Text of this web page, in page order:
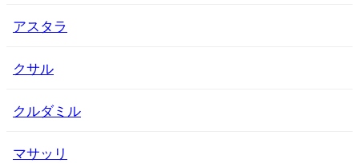
アスタラ
クサル
クルダミル
マサッリ